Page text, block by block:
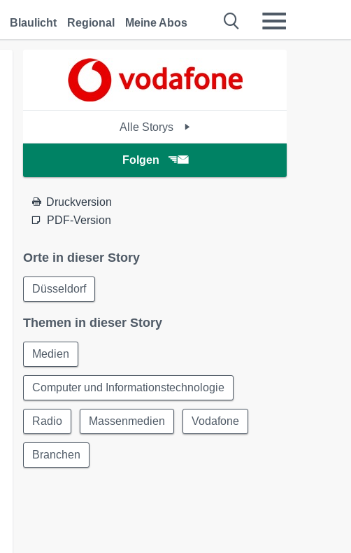
Blaulicht Regional Meine Abos
Alle Storys
Folgen
Druckversion
PDF-Version
Orte in dieser Story
Düsseldorf
Themen in dieser Story
Medien
Computer und Informationstechnologie
Radio Massenmedien Vodafone
Branchen